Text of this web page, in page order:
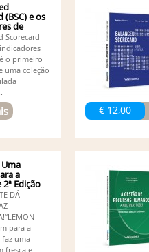
(BSC) e os
de
Scorecard
o primeiro
uma coleção
€ 12,00
Uma
a
Edição
DÁ
–
para a
faz uma
fresca e